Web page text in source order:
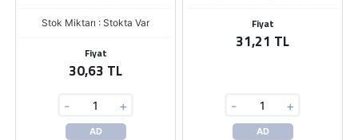
Stok Miktarı : Stokta Var
Fiyat
30,63 TL
- +
AD
Fiyat
31,21 TL
- +
AD